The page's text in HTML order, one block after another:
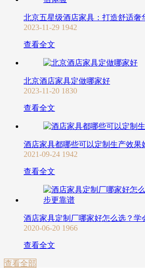
北京五星级酒店家具：打造舒适奢
2023-11-29 1942
查看全文
北京酒店家具定做哪家好
2023-11-20 1830
查看全文
酒店家具都哪些可以定制生产效果
2021-09-24 1942
查看全文
酒店家具定制厂哪家好怎么选？学
2020-06-20 1966
查看全文
查看全部